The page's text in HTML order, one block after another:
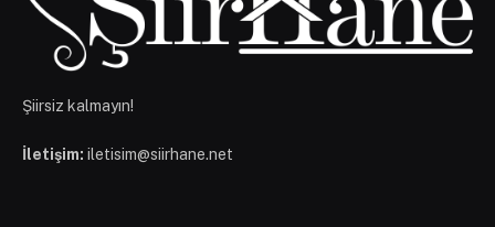
Şiirsiz kalmayın!
İletişim: iletisim@siirhane.net